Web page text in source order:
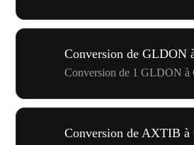
Conversion de GLDON
Conversion de 1 GLDON à
Conversion de AXTIB